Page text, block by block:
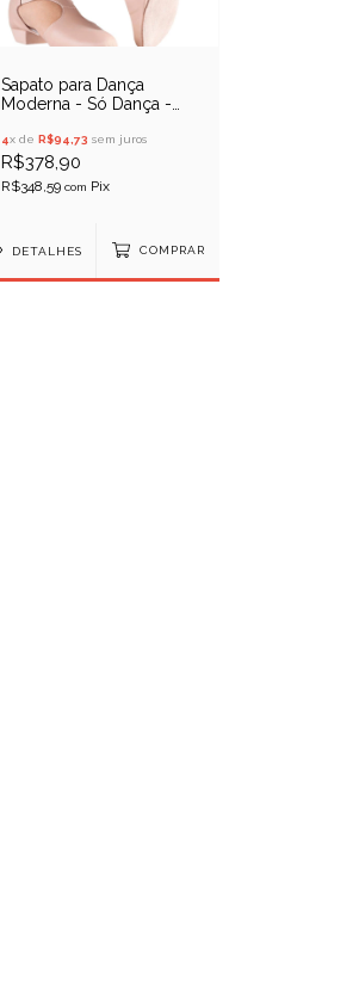
Sapato para Dança
Moderna - Só Dança -
4x de R$94,73 sem juros
R$378,90
R$348,59 com
DETALHES COMPRAR